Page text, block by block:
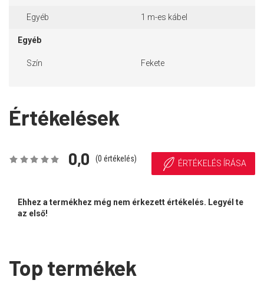
Egyéb 1 m-es kábel
Egyéb
Szín Fekete
Értékelések
0,0 (0 értékelés) ÉRTÉKELÉS ÍRÁSA
Ehhez a termékhez még nem érkezett értékelés. Legyél te
az első!
Top termékek